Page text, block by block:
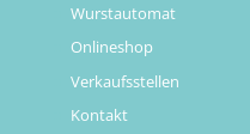
Wurstautomat
Onlineshop
Verkaufsstellen
Kontakt